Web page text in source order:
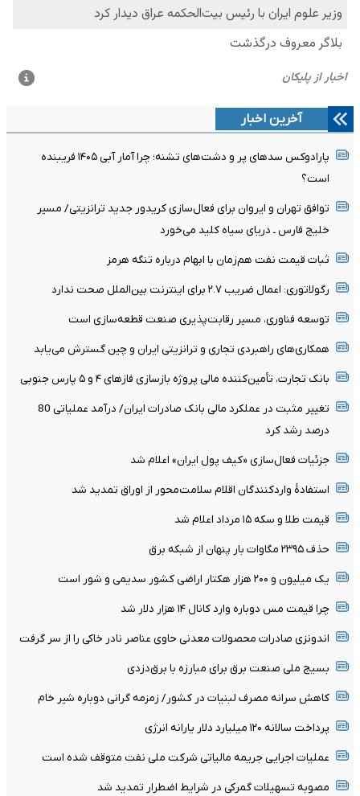
آخرین اخبار
پارادوکس سدهای پر و دشت‌های تشنه؛ چرا آمار آبی ۱۴۰۵ فریبنده
است؟
توافق تهران و ایروان برای فعال‌سازی کریدور جدید ترانزیتی/ مسیر
خلیج فارس ـ دریای سیاه کلید می‌خورد
ثبات قیمت نفت هم‌زمان با ابهام درباره تنگه هرمز
رگولاتوری: اعمال ضریب ۲.۷ برای اینترنت بین‌الملل صحت ندارد
توسعه فناوری، مسیر رقابت‌پذیری صنعت قطعه‌سازی است
همکاری‌های راهبردی تجاری و ترانزیتی ایران و چین گسترش می‌یابد
بانک تجارت، تأمین‌کننده مالی پروژه بازسازی فازهای ۴ و ۵ پارس جنوبی
تغییر مثبت در عملکرد مالی بانک صادرات ایران/ درآمد عملیاتی 80
درصد رشد کرد
جزئیات فعال‌سازی «کیف پول ایران» اعلام شد
استفادۀ واردکنندگان اقلام سلامت‌محور از اوراق تمدید شد
قیمت طلا و سکه ۱۵ مرداد اعلام شد
حذف ۲۳۹۵ مگاوات بار پنهان از شبکه برق
یک میلیون و ۲۰۰ هزار هکتار اراضی کشور سدیمی و شور است
چرا قیمت مس دوباره وارد کانال ۱۴ هزار دلار شد
اندونزی صادرات محصولات معدنی حاوی عناصر نادر خاکی را از سر گرفت
بسیج ملی صنعت برق برای مبارزه با برق‌دزدی
کاهش سرانه مصرف لبنیات در کشور/ زمزمه گرانی دوباره شیر خام
پرداخت سالانه ۱۲۰ میلیارد دلار یارانه انرژی
عملیات اجرایی جریمه مالیاتی شرکت ملی نفت متوقف شده است
مصوبه تسهیلات گمرکی در شرایط اضطرار تمدید شد